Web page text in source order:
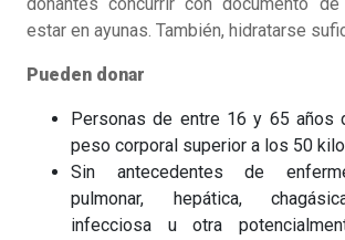
estar en ayunas. También, hidratarse
Pueden donar
Personas de entre 16 y 65 años
peso corporal superior a los 50
Sin antecedentes de
pulmonar, hepática,
infecciosa u otra